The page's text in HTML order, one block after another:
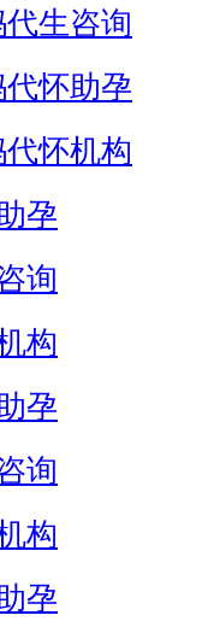
生咨询
怀助孕
怀机构
孕
询
构
孕
询
构
孕